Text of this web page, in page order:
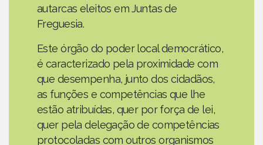
autarcas eleitos em Juntas de
Freguesia.
Este órgão do poder local democrático,
é caracterizado pela proximidade com
que desempenha, junto dos cidadãos,
as funções e competências que lhe
estão atribuídas, quer por força de lei,
quer pela delegação de competências
protocoladas com outros organismos